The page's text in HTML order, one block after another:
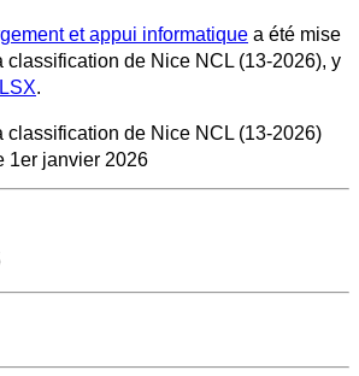
et appui informatique a été mise
classification de Nice NCL (13-2026), y
.
classification de Nice NCL (13-2026)
1er janvier 2026